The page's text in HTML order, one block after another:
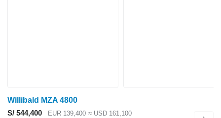
Willibald MZA 4800
S/ 544,400
EUR 139,400 ≈ USD 161,100